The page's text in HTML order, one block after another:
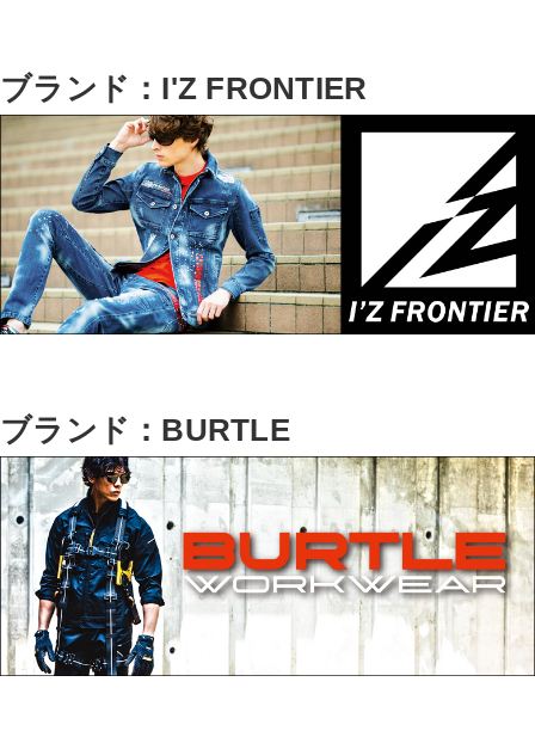
ブランド：I'Z FRONTIER
ブランド：BURTLE